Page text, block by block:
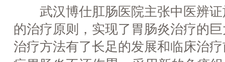
武汉博仕肛肠医院主张中医辨证
的治疗原则，实现了胃肠炎治疗的
治疗方法有了长足的发展和临床治